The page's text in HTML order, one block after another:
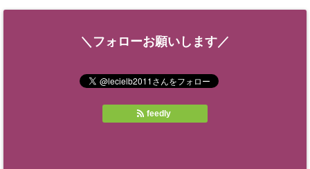
＼フォローお願いします／
feedly